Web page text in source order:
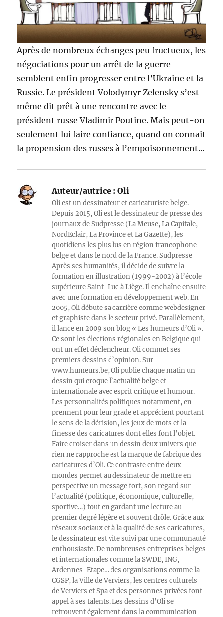
Après de nombreux échanges peu fructueux, les
négociations pour un arrêt de la guerre
semblent enfin progresser entre l’Ukraine et la
Russie. Le président Volodymyr Zelensky s’est
même dit prêt à une rencontre avec le
président russe Vladimir Poutine. Mais peut-on
seulement lui faire confiance, quand on connait
la propension des russes à l’empoisonnement…
Auteur/autrice : Oli
Oli est un dessinateur et caricaturiste belge.
Depuis 2015, Oli est le dessinateur de presse des
journaux de Sudpresse (La Meuse, La Capitale,
NordEclair, La Province et La Gazette), les
quotidiens les plus lus en région francophone
belge et dans le nord de la France. Sudpresse
Après ses humanités, il décide de suivre la
formation en illustration (1999-2002) à l’école
supérieure Saint-Luc à Liège. Il enchaîne ensuite
avec une formation en développement web. En
2005, Oli débute sa carrière comme webdesigner
et graphiste dans le secteur privé. Parallèlement,
il lance en 2009 son blog « Les humeurs d’Oli ».
Ce sont les élections régionales en Belgique qui
ont un effet déclencheur. Oli commet ses
premiers dessins d’opinion. Sur
www.humeurs.be, Oli publie chaque matin un
dessin qui croque l’actualité belge et
internationale avec esprit critique et humour.
Les personnalités politiques notamment, en
prennent pour leur grade et apprécient pourtant
le sens de la dérision, les jeux de mots et la
finesse des caricatures dont elles font l’objet.
Faire croiser dans un dessin deux univers que
rien ne rapproche est la marque de fabrique des
caricatures d’Oli. Ce contraste entre deux
mondes permet au dessinateur de mettre en
perspective un message fort, son regard sur
l’actualité (politique, économique, culturelle,
sportive…) tout en gardant une lecture au
premier degré légère et souvent drôle. Grâce aux
réseaux sociaux et à la qualité de ses caricatures,
le dessinateur est vite suivi par une communauté
enthousiaste. De nombreuses entreprises belges
et internationales comme la SWDE, ING,
Ardennes-Etape… des organisations comme la
CGSP, la Ville de Verviers, les centres culturels
de Verviers et Spa et des personnes privées font
appel à ses talents. Les dessins d’Oli se
retrouvent également dans la communication